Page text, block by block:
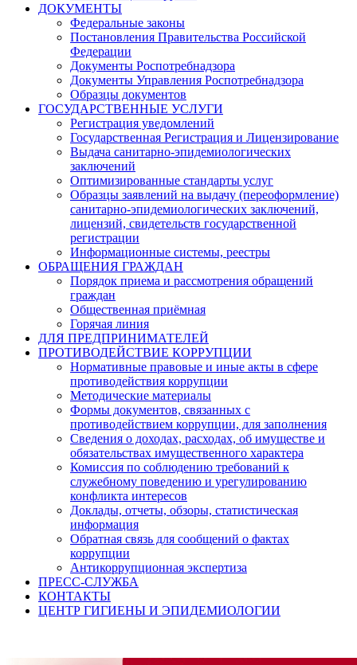
ДОКУМЕНТЫ
Федеральные законы
Постановления Правительства Российской
Федерации
Документы Роспотребнадзора
Документы Управления Роспотребнадзора
Образцы документов
ГОСУДАРСТВЕННЫЕ УСЛУГИ
Регистрация уведомлений
Государственная Регистрация и Лицензирование
Выдача санитарно-эпидемиологических
заключений
Оптимизированные стандарты услуг
Образцы заявлений на выдачу (переоформление)
санитарно-эпидемиологических заключений,
лицензий, свидетельств государственной
регистрации
Информационные системы, реестры
ОБРАЩЕНИЯ ГРАЖДАН
Порядок приема и рассмотрения обращений
граждан
Общественная приёмная
Горячая линия
ДЛЯ ПРЕДПРИНИМАТЕЛЕЙ
ПРОТИВОДЕЙСТВИЕ КОРРУПЦИИ
Нормативные правовые и иные акты в сфере
противодействия коррупции
Методические материалы
Формы документов, связанных с
противодействием коррупции, для заполнения
Сведения о доходах, расходах, об имуществе и
обязательствах имущественного характера
Комиссия по соблюдению требований к
служебному поведению и урегулированию
конфликта интересов
Доклады, отчеты, обзоры, статистическая
информация
Обратная связь для сообщений о фактах
коррупции
Антикоррупционная экспертиза
ПРЕСС-СЛУЖБА
КОНТАКТЫ
ЦЕНТР ГИГИЕНЫ И ЭПИДЕМИОЛОГИИ